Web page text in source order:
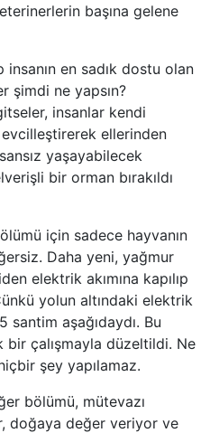
başına gelene
en sadık dostu olan
şimdi ne yapsın?
insanlar kendi
ellerinden
yaşayabilecek
bir orman bırakıldı
için sadece hayvanın
Daha yeni, yağmur
elektrik akımına kapılıp
yolun altındaki elektrik
aşağıdaydı. Bu
çalışmayla düzeltildi. Ne
şey yapılamaz.
bölümü, mütevazı
doğaya değer veriyor ve